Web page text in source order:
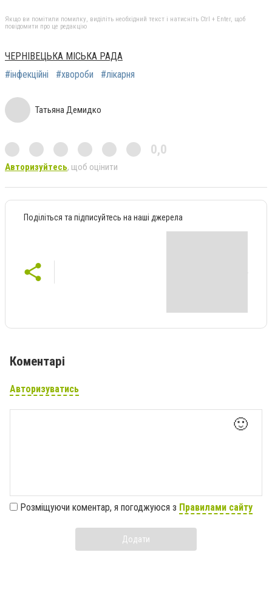
Якщо ви помітили помилку, виділіть необхідний текст і натисніть Ctrl + Enter, щоб
повідомити про це редакцію
ЧЕРНІВЕЦЬКА МІСЬКА РАДА
#інфекційні
#хвороби #лікарня
Татьяна Демидко
0,0
Авторизуйтесь, щоб оцінити
Поділіться та підписуйтесь на наші джерела
Коментарі
Авторизуватись
🙂
Розміщуючи коментар, я погоджуюся з Правилами сайту
Додати